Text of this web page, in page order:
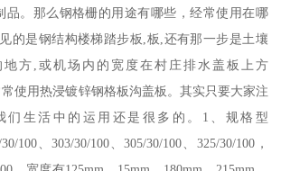
品。那么钢格栅的用途有哪些，经常使用在哪
的是钢结构楼梯踏步板,板,还有那一步是土壤
地方,或机场内的宽度在村庄排水盖板上方
常使用热浸镀锌钢格板沟盖板。其实只要大家注
们生活中的运用还是很多的。1、规格型
100、303/30/100、305/30/100、325/30/100，